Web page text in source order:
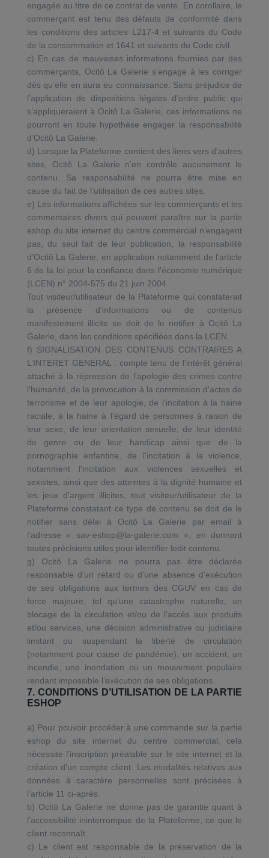
engagée au titre de ce contrat de vente. En corollaire, le
commerçant est tenu des défauts de conformité dans
les conditions des articles L217-4 et suivants du Code
de la consommation et 1641 et suivants du Code civil.
c) En cas de mauvaises informations fournies par des
commerçants, Ocitô La Galerie s’engage à les corriger
dès qu’elle en aura eu connaissance. Sans préjudice de
l’application de dispositions légales d’ordre public qui
s’appliqueraient à Ocitô La Galerie, ces informations ne
pourront en toute hypothèse engager la responsabilité
d’Ocitô La Galerie.
d) Lorsque la Plateforme contient des liens vers d'autres
sites, Ocitô La Galerie n’en contrôle aucunement le
contenu. Sa responsabilité ne pourra être mise en
cause du fait de l’utilisation de ces autres sites.
e) Les informations affichées sur les commerçants et les
commentaires divers qui peuvent paraître sur la partie
eshop du site internet du centre commercial n’engagent
pas, du seul fait de leur publication, la responsabilité
d’Ocitô La Galerie, en application notamment de l’article
6 de la loi pour la confiance dans l'économie numérique
(LCEN) n° 2004-575 du 21 juin 2004.
Tout visiteur/utilisateur de la Plateforme qui constaterait
la présence d’informations ou de contenus
manifestement illicite se doit de le notifier à Ocitô La
Galerie, dans les conditions spécifiées dans la LCEN.
f) SIGNALISATION DES CONTENUS CONTRAIRES A
L’INTERET GENERAL : compte tenu de l'intérêt général
attaché à la répression de l'apologie des crimes contre
l'humanité, de la provocation à la commission d'actes de
terrorisme et de leur apologie, de l'incitation à la haine
raciale, à la haine à l'égard de personnes à raison de
leur sexe, de leur orientation sexuelle, de leur identité
de genre ou de leur handicap ainsi que de la
pornographie enfantine, de l'incitation à la violence,
notamment l'incitation aux violences sexuelles et
sexistes, ainsi que des atteintes à la dignité humaine et
les jeux d’argent illicites, tout visiteur/utilisateur de la
Plateforme constatant ce type de contenu se doit de le
notifier sans délai à Ocitô La Galerie par email à
l’adresse « sav-eshop@la-galerie.com », en donnant
toutes précisions utiles pour identifier ledit contenu.
g) Ocitô La Galerie ne pourra pas être déclarée
responsable d'un retard ou d'une absence d'exécution
de ses obligations aux termes des CGUV en cas de
force majeure, tel qu’une catastrophe naturelle, un
blocage de la circulation et/ou de l’accès aux produits
et/ou services, une décision administrative ou judiciaire
limitant ou suspendant la liberté de circulation
(notamment pour cause de pandémie), un accident, un
incendie, une inondation ou un mouvement populaire
rendant impossible l’exécution de ses obligations.
7. CONDITIONS D’UTILISATION DE LA PARTIE
ESHOP
a) Pour pouvoir procéder à une commande sur la partie
eshop du site internet du centre commercial, cela
nécessite l’inscription préalable sur le site internet et la
création d’un compte client. Les modalités relatives aux
données à caractère personnelles sont précisées à
l’article 11 ci-après.
b) Ocitô La Galerie ne donne pas de garantie quant à
l’accessibilité ininterrompue de la Plateforme, ce que le
client reconnaît.
c) Le client est responsable de la préservation de la